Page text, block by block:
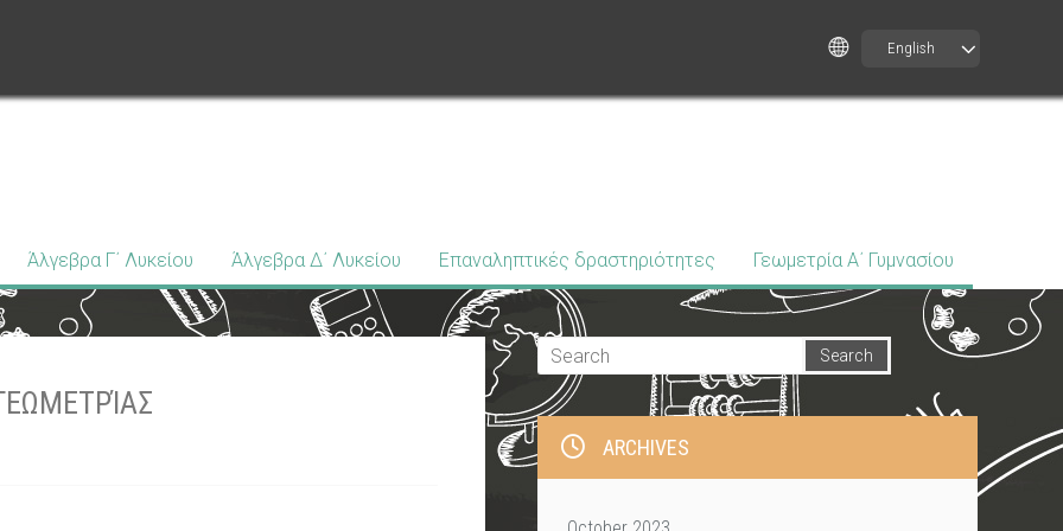
English
Άλγεβρα Γ΄ Λυκείου Άλγεβρα Δ΄ Λυκείου Επαναληπτικές δραστηριότητες Γεωμετρία Α΄ Γυμνασίου
ARCHIVES